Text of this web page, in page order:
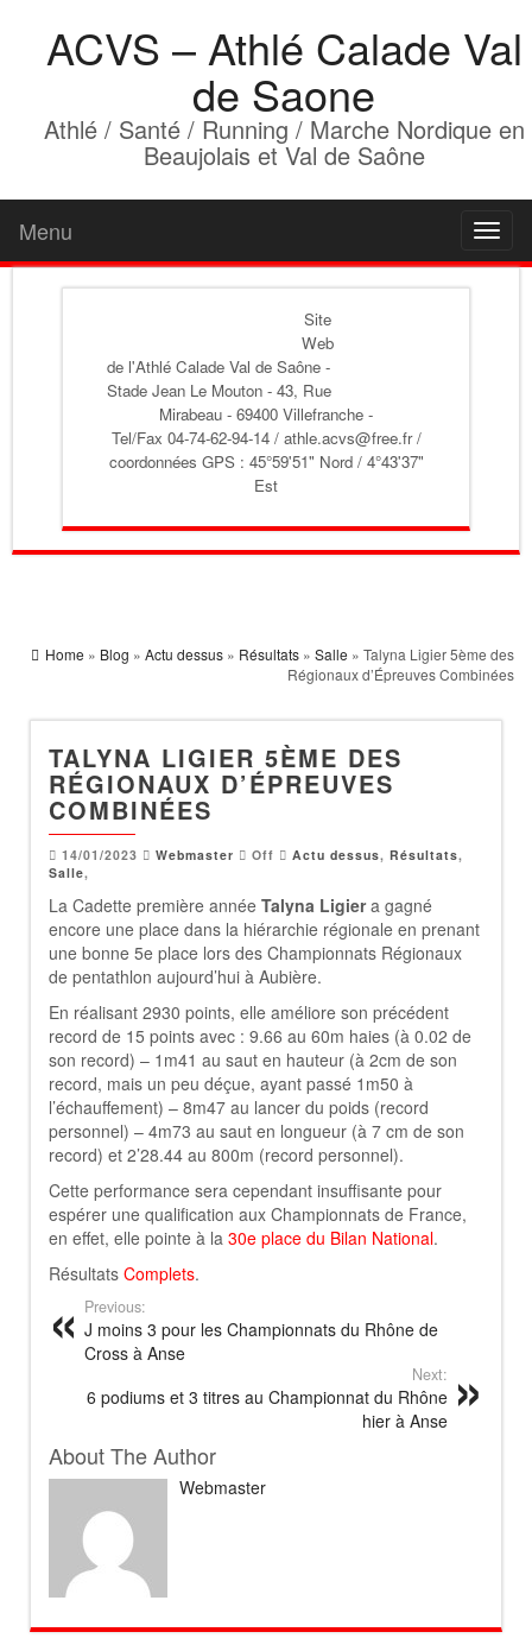
ACVS – Athlé Calade Val
de Saone
Athlé / Santé / Running / Marche Nordique en
Beaujolais et Val de Saône
Menu
Site
Web
de l'Athlé Calade Val de Saône -
Stade Jean Le Mouton - 43, Rue
Mirabeau - 69400 Villefranche -
Tel/Fax 04-74-62-94-14 / athle.acvs@free.fr /
coordonnées GPS : 45°59'51" Nord / 4°43'37"
Est
Home » Blog » Actu dessus » Résultats » Salle » Talyna Ligier 5ème des
Régionaux d’Épreuves Combinées
TALYNA LIGIER 5ÈME DES
RÉGIONAUX D’ÉPREUVES
COMBINÉES
14/01/2023 Webmaster Off Actu dessus, Résultats,
Salle,
La Cadette première année Talyna Ligiera gagné
encore une place dans la hiérarchie régionale en prenant
une bonne 5e place lors des Championnats Régionaux
de pentathlon aujourd’hui à Aubière.
En réalisant 2930 points, elle améliore son précédent
record de 15 points avec : 9.66 au 60m haies (à 0.02 de
son record) – 1m41 au saut en hauteur (à 2cm de son
record, mais un peu déçue, ayant passé 1m50 à
l’échauffement) – 8m47 au lancer du poids (record
personnel) – 4m73 au saut en longueur (à 7 cm de son
record) et 2’28.44 au 800m (record personnel).
Cette performance sera cependant insuffisante pour
espérer une qualification aux Championnats de France,
en effet, elle pointe à la 30e place du Bilan National.
Résultats Complets.
Previous:
J moins 3 pour les Championnats du Rhône de
Cross à Anse
Next:
6 podiums et 3 titres au Championnat du Rhône
hier à Anse
About The Author
Webmaster